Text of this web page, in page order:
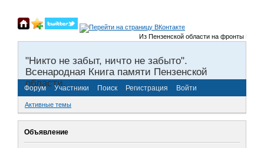
Из Пензенской области на фронты
"Никто не забыт, ничто не забыто".
Всенародная Книга памяти Пензенской
области.
Форум Участники Поиск Регистрация Войти
Активные темы
Объявление